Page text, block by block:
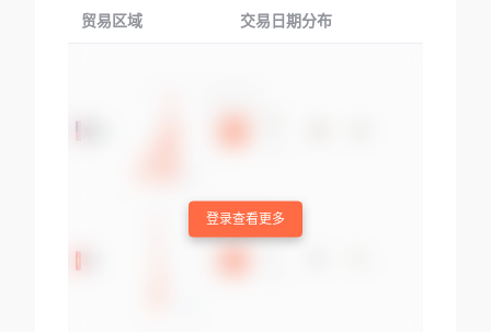
贸易区域 交易日期分布
登录查看更多